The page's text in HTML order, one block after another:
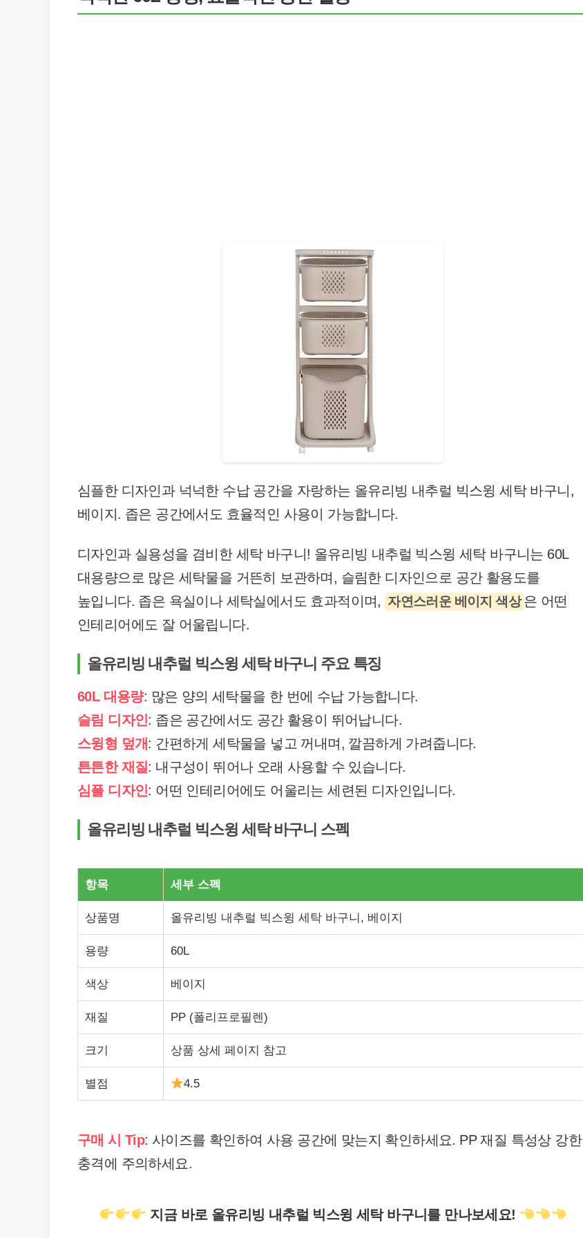
심플한 디자인과 넉넉한 수납 공간을 자랑하는 올유리빙 내추럴 빅스윙 세탁 바구니,
베이지. 좁은 공간에서도 효율적인 사용이 가능합니다.
디자인과 실용성을 겸비한 세탁 바구니! 올유리빙 내추럴 빅스윙 세탁 바구니는 60L
대용량으로 많은 세탁물을 거뜬히 보관하며, 슬림한 디자인으로 공간 활용도를
높입니다. 좁은 욕실이나 세탁실에서도 효과적이며, 자연스러운 베이지 색상 은 어떤
인테리어에도 잘 어울립니다.
올유리빙 내추럴 빅스윙 세탁 바구니 주요 특징
60L 대용량: 많은 양의 세탁물을 한 번에 수납 가능합니다.
슬림 디자인: 좁은 공간에서도 공간 활용이 뛰어납니다.
스윙형 덮개: 간편하게 세탁물을 넣고 꺼내며, 깔끔하게 가려줍니다.
튼튼한 재질: 내구성이 뛰어나 오래 사용할 수 있습니다.
심플 디자인: 어떤 인테리어에도 어울리는 세련된 디자인입니다.
올유리빙 내추럴 빅스윙 세탁 바구니 스펙
항목 세부 스펙
상품명 올유리빙 내추럴 빅스윙 세탁 바구니, 베이지
용량 60L
색상 베이지
재질 PP (폴리프로필렌)
크기 상품 상세 페이지 참고
별점 4.5
구매 시 Tip: 사이즈를 확인하여 사용 공간에 맞는지 확인하세요. PP 재질 특성상 강한
충격에 주의하세요.
지금 바로 올유리빙 내추럴 빅스윙 세탁 바구니를 만나보세요!